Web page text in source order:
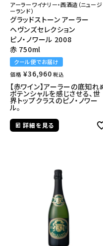
アーラーワイナリー・西酒造（ニュージ
ーランド）
グラッドストーン アーラー
ヘヴンズセレクション
ピノ・ノワール 2008
赤 750ml
クール便でお届け
価格 ¥36,960 税込
【赤ワイン】アーラーの底知れ
ポテンシャルを感じさせる、世
界トップクラスのピノ・ノワー
ル。
詳細を見る